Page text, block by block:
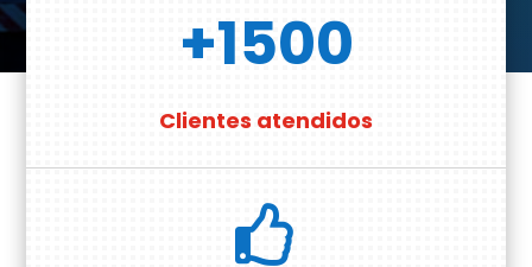
+1500
Clientes atendidos
